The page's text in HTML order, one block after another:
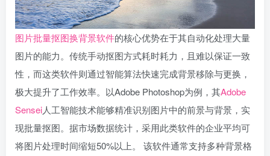
图片批量抠图换背景软件的核心优势在于其自动化处理大量
图片的能力。传统手动抠图方式耗时耗力，且难以保证一致
性，而这类软件则通过智能算法快速完成背景移除与更换，
极大提升了工作效率。以Adobe Photoshop为例，其Adobe
Sensei人工智能技术能够精准识别图片中的前景与背景，实
现批量抠图。据市场数据统计，采用此类软件的企业平均可
将图片处理时间缩短50%以上。 该软件通常支持多种背景格